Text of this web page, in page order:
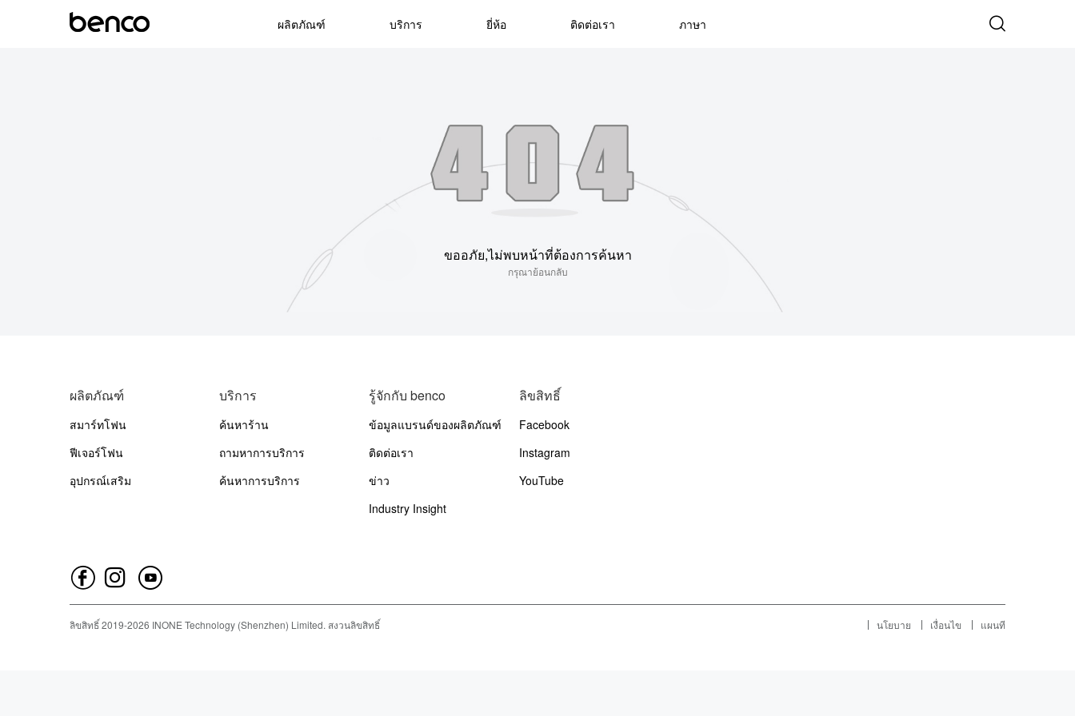
ผลิตภัณฑ์ บริการ ยี่ห้อ ติดต่อเรา ภาษา
ขออภัย,ไม่พบหน้าที่ต้องการค้นหา
กรุณาย้อนกลับ
ผลิตภัณฑ์
สมาร์ทโฟน
ฟีเจอร์โฟน
อุปกรณ์เสริม
บริการ
ค้นหาร้าน
ถามหาการบริการ
ค้นหาการบริการ
รู้จักกับ benco
ข้อมูลแบรนด์ของผลิตภัณฑ์
ติดต่อเรา
ข่าว
Industry Insight
ลิขสิทธิ์
Facebook
Instagram
YouTube
ลิขสิทธิ์2019-2026 INONE Technology (Shenzhen) Limited. สงวนลิขสิทธิ์ นโยบาย เงื่อนไข แผนที